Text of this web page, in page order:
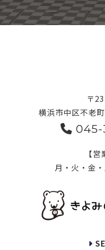
〒
横浜市中区不老
【営
月・火・金